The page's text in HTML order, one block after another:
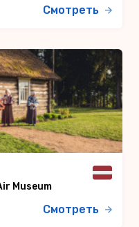
Смотреть
Museum
Смотреть